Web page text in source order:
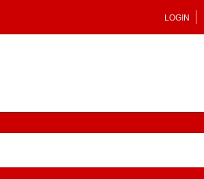
LOGIN